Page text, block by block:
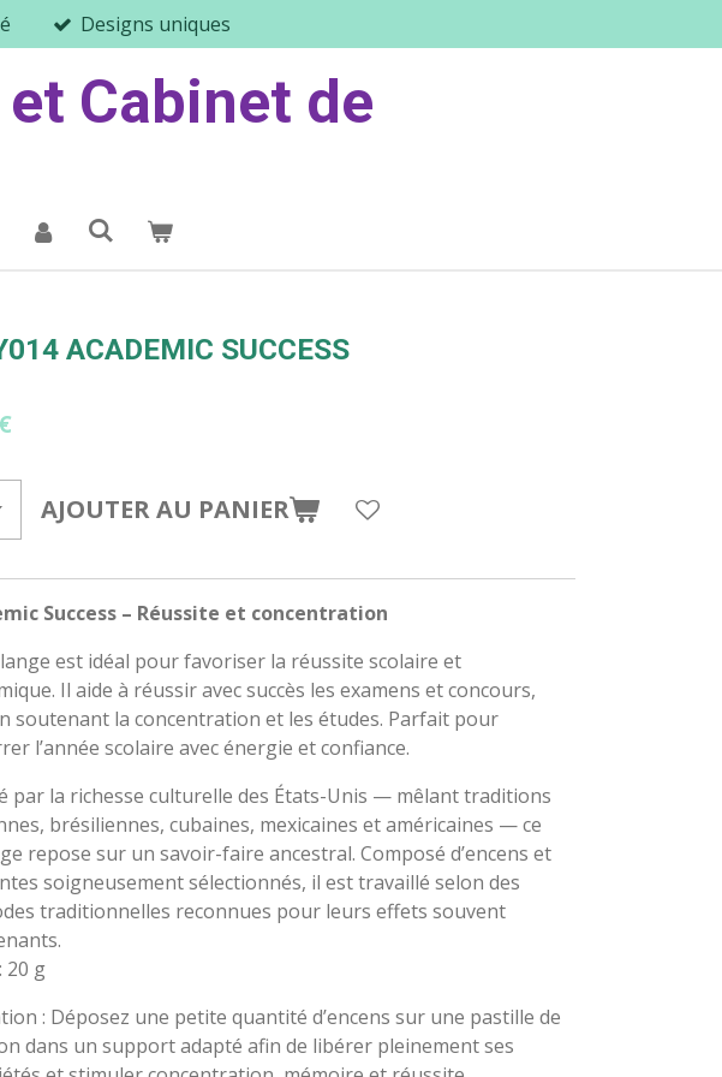
Designs uniques
Cabinet de
ACADEMIC SUCCESS
AJOUTER AU PANIER
Success – Réussite et concentration
est idéal pour favoriser la réussite scolaire et
Il aide à réussir avec succès les examens et concours,
soutenant la concentration et les études. Parfait pour
l’année scolaire avec énergie et confiance.
par la richesse culturelle des États-Unis — mêlant traditions
brésiliennes, cubaines, mexicaines et américaines — ce
repose sur un savoir-faire ancestral. Composé d’encens et
soigneusement sélectionnés, il est travaillé selon des
traditionnelles reconnues pour leurs effets souvent
20 g
: Déposez une petite quantité d’encens sur une pastille de
dans un support adapté afin de libérer pleinement ses